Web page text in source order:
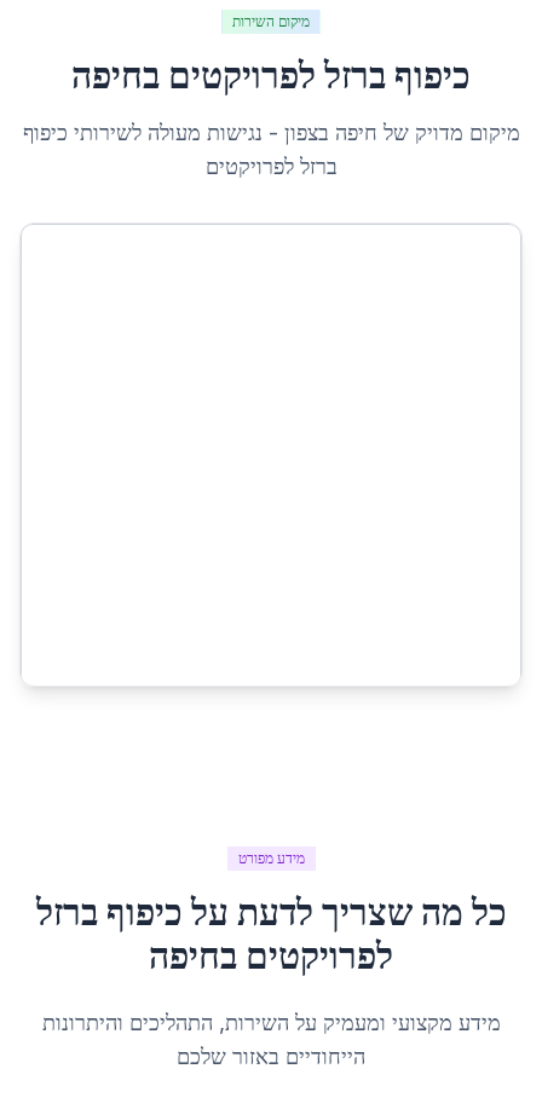
מיקום השירות
כיפוף ברזל לפרויקטים בחיפה
מיקום מדויק של חיפה בצפון - נגישות מעולה לשירותי כיפוף
ברזל לפרויקטים
מידע מפורט
כל מה שצריך לדעת על כיפוף ברזל
לפרויקטים בחיפה
מידע מקצועי ומעמיק על השירות, התהליכים והיתרונות
הייחודיים באזור שלכם